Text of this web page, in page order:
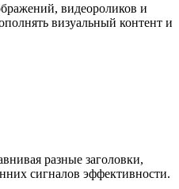
видеороликов и
визуальный контент и
разные заголовки,
сигналов эффективности.